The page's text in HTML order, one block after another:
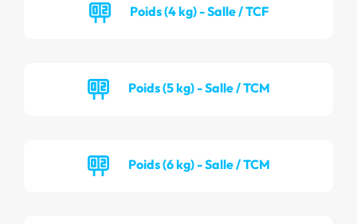
Poids (4 kg) - Salle / TCF
Poids (5 kg) - Salle / TCM
Poids (6 kg) - Salle / TCM